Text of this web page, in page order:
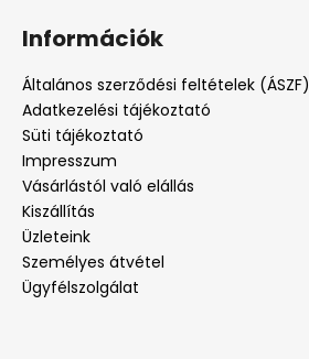
Információk
Általános szerződési feltételek (ÁSZF)
Adatkezelési tájékoztató
Süti tájékoztató
Impresszum
Vásárlástól való elállás
Kiszállítás
Üzleteink
Személyes átvétel
Ügyfélszolgálat